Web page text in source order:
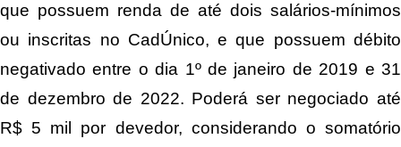
que possuem renda de até dois salários-mínimos
ou inscritas no CadÚnico, e que possuem débito
negativado entre o dia 1º de janeiro de 2019 e 31
de dezembro de 2022. Poderá ser negociado até
R$ 5 mil por devedor, considerando o somatório